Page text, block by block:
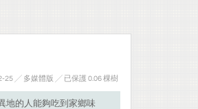
25 ╱ 多媒體版 ╱ 已保護 0.06 棵樹
地的人能夠吃到家鄉味